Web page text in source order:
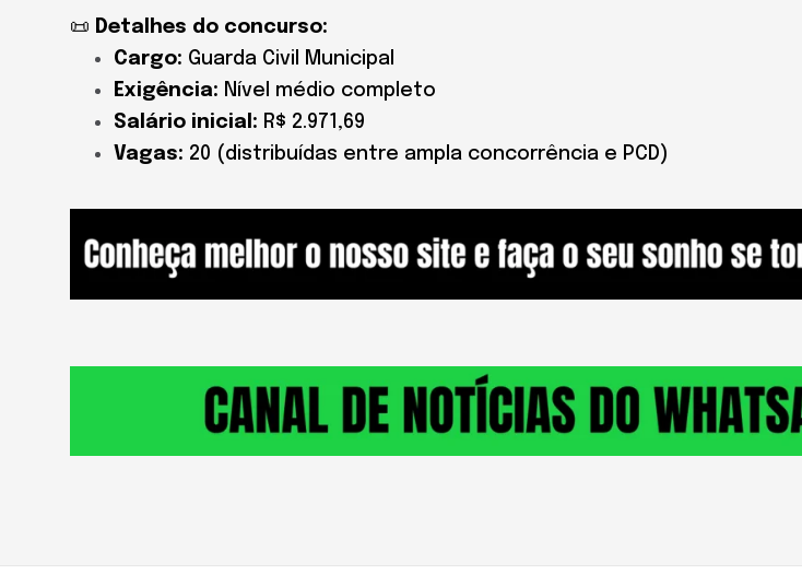
📜 Detalhes do concurso:
Cargo: Guarda Civil Municipal
Exigência: Nível médio completo
Salário inicial: R$ 2.971,69
Vagas: 20 (distribuídas entre ampla concorrência e PCD)